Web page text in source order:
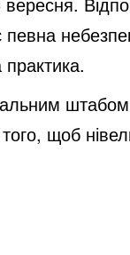
є певна
щоб